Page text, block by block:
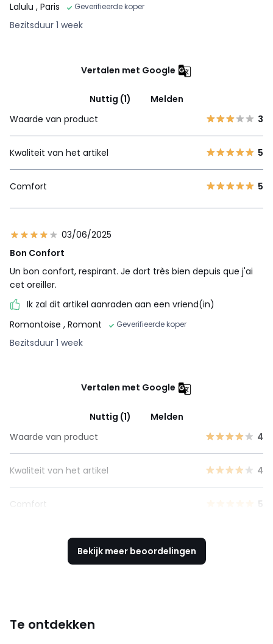
Lalulu , Paris Geverifieerde koper
Bezitsduur 1 week
Vertalen met Google
Nuttig (1)
Melden
Waarde van product
3
Kwaliteit van het artikel 5
Comfort 5
03/06/2025
Bon Confort
Un bon confort, respirant. Je dort très bien depuis que j'ai
cet oreiller.
Ik zal dit artikel aanraden aan een vriend(in)
Romontoise , Romont Geverifieerde koper
Bezitsduur 1 week
Vertalen met Google
Nuttig (1)
Melden
Waarde van product
4
Kwaliteit van het artikel 4
Comfort 5
Bekijk meer beoordelingen
Te ontdekken